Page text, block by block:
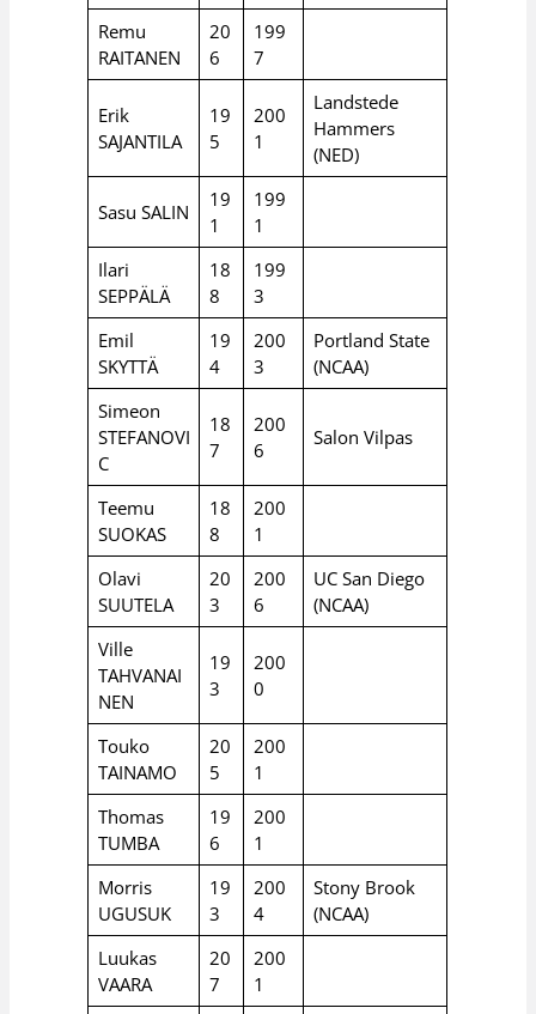
Remu
RAITANEN
20
6
199
7
Erik
SAJANTILA
19
5
200
1
Landstede
Hammers
(NED)
Sasu SALIN
19
1
199
1
Ilari
SEPPÄLÄ
18
8
199
3
Emil
SKYTTÄ
19
4
200
3
Portland State
(NCAA)
Simeon
STEFANOVI
C
18
7
200
6
Salon Vilpas
Teemu
SUOKAS
18
8
200
1
Olavi
SUUTELA
20
3
200
6
UC San Diego
(NCAA)
Ville
TAHVANAI
NEN
19
3
200
0
Touko
TAINAMO
20
5
200
1
Thomas
TUMBA
19
6
200
1
Morris
UGUSUK
19
3
200
4
Stony Brook
(NCAA)
Luukas
VAARA
20
7
200
1